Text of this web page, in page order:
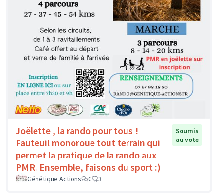
Joëlette , la rando pour tous !
Fauteuil monoroue tout terrain qui
permet la pratique de la rando aux
PMR. Ensemble, faisons du sport :)
Soumis
au vote
Génétique Actions 0 3